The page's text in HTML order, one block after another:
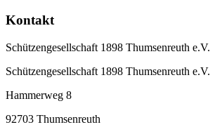
Kontakt
Schützengesellschaft 1898 Thumsenreuth e.V.
Schützengesellschaft 1898 Thumsenreuth e.V.
Hammerweg 8
92703 Thumsenreuth